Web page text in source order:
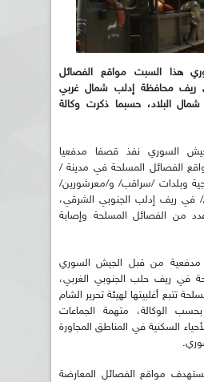
هذا السبت مواقع الفصائل
ريف محافظة إدلب شمال غربي
البلاد، حسبما ذكرت وكالة
السوري نفذ قصفا مدفعيا
الفصائل المسلحة في مدينة /
وبلدات /سراقب/ و/معرشورين/
ريف إدلب الجنوبي الشرقي،
من الفصائل المسلحة وإصابة
من قبل الجيش السوري
في ريف حلب الجنوبي الغربي،
تتبع أغلبيتها لهيئة تحرير الشام
الوكالة، متهمة الجماعات
السكنية في المناطق المجاورة
مواقع الفصائل المعارضة